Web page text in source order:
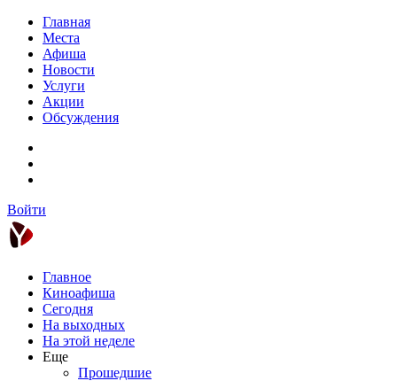
Главная
Места
Афиша
Новости
Услуги
Акции
Обсуждения
Войти
Главное
Киноафиша
Сегодня
На выходных
На этой неделе
Еще
Прошедшие